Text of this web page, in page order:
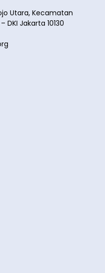
Utara, Kecamatan
DKI Jakarta 10130